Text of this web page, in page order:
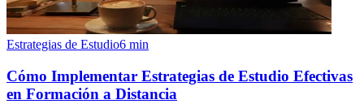
Estrategias de Estudio6 min
Cómo Implementar Estrategias de Estudio Efectivas
en Formación a Distancia